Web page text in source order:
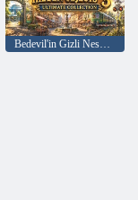
Bedevil'in Gizli Nesneleri 3 Ultimate Koleksiyonu